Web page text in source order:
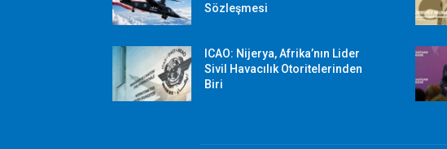
Sözleşmesi
ICAO: Nijerya, Afrika’nın Lider
Sivil Havacılık Otoritelerinden
Biri